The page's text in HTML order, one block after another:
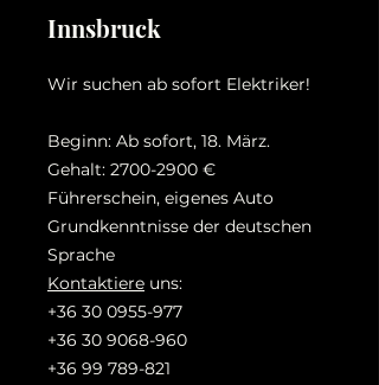
Innsbruck
Wir suchen ab sofort Elektriker!
Beginn: Ab sofort, 18. März.
Gehalt: 2700-2900 €
Führerschein, eigenes Auto
Grundkenntnisse der deutschen
Sprache
Kontaktiere uns:
+36 30 0955-977
+36 30 9068-960
+36 99 789-821